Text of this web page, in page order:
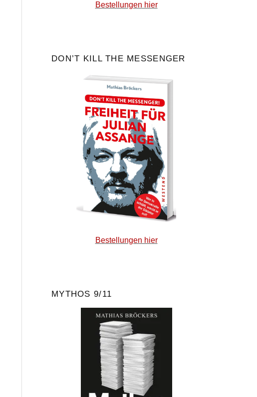
Bestellungen hier
DON’T KILL THE MESSENGER
Bestellungen hier
MYTHOS 9/11